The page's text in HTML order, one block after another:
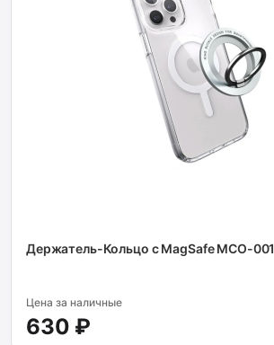
Держатель-Кольцо с MagSafe MCO-001
Цена за наличные
630 ₽